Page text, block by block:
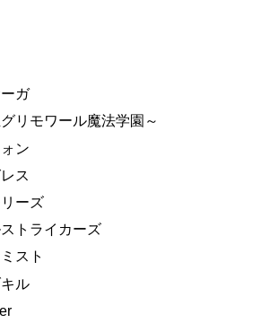
ガ
リモワール魔法学園～
ン
ス
ーズ
トライカーズ
スト
ル